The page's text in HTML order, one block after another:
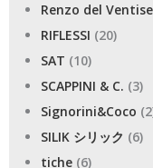
Renzo del
RIFLESSI (20)
SAT (10)
SCAPPINI & C. (3)
Signorini&Coco
SILIK シリック (6)
tiche (6)